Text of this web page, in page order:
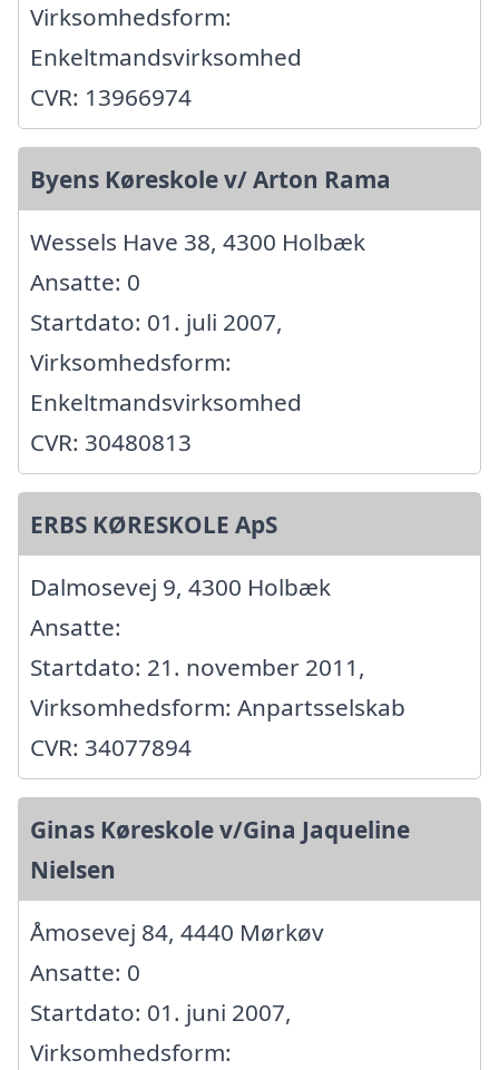
Virksomhedsform:
Enkeltmandsvirksomhed
CVR: 13966974
Byens Køreskole v/ Arton Rama
Wessels Have 38, 4300 Holbæk
Ansatte: 0
Startdato: 01. juli 2007,
Virksomhedsform:
Enkeltmandsvirksomhed
CVR: 30480813
ERBS KØRESKOLE ApS
Dalmosevej 9, 4300 Holbæk
Ansatte:
Startdato: 21. november 2011,
Virksomhedsform: Anpartsselskab
CVR: 34077894
Ginas Køreskole v/Gina Jaqueline
Nielsen
Åmosevej 84, 4440 Mørkøv
Ansatte: 0
Startdato: 01. juni 2007,
Virksomhedsform: